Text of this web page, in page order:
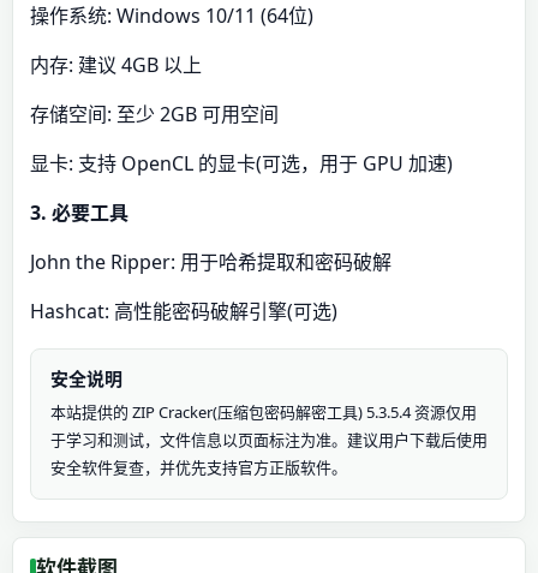
操作系统: Windows 10/11 (64位)
内存: 建议 4GB 以上
存储空间: 至少 2GB 可用空间
显卡: 支持 OpenCL 的显卡(可选，用于 GPU 加速)
3. 必要工具
John the Ripper: 用于哈希提取和密码破解
Hashcat: 高性能密码破解引擎(可选)
安全说明
本站提供的 ZIP Cracker(压缩包密码解密工具) 5.3.5.4 资源仅用
于学习和测试，文件信息以页面标注为准。建议用户下载后使用
安全软件复查，并优先支持官方正版软件。
软件截图